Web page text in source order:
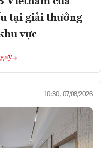
tại giải thưởng
vực
10:30, 07/08/2026